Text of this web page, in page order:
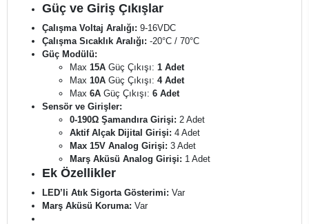
Güç ve Giriş Çıkışlar
Çalışma Voltaj Aralığı: 9-16VDC
Çalışma Sıcaklık Aralığı: -20°C / 70°C
Güç Modülü:
Max 15A Güç Çıkışı: 1 Adet
Max 10A Güç Çıkışı: 4 Adet
Max 6A Güç Çıkışı: 6 Adet
Sensör ve Girişler:
0-190Ω Şamandıra Girişi: 2 Adet
Aktif Alçak Dijital Girişi: 4 Adet
Max 15V Analog Girişi: 3 Adet
Marş Aküsü Analog Girişi: 1 Adet
Ek Özellikler
LED’li Atık Sigorta Gösterimi: Var
Marş Aküsü Koruma: Var